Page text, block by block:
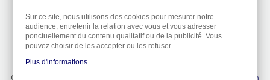
ETANCHÉITÉ DES MONTRES
RÉTRACTATION
Sur ce site, nous utilisons des cookies pour mesurer notre
audience, entretenir la relation avec vous et vous adresser
ponctuellement du contenu qualitatif ou de la publicité. Vous
pouvez choisir de les accepter ou les refuser.
Plus d'informations
© Bijouterie Excalibur 2026 - Dream